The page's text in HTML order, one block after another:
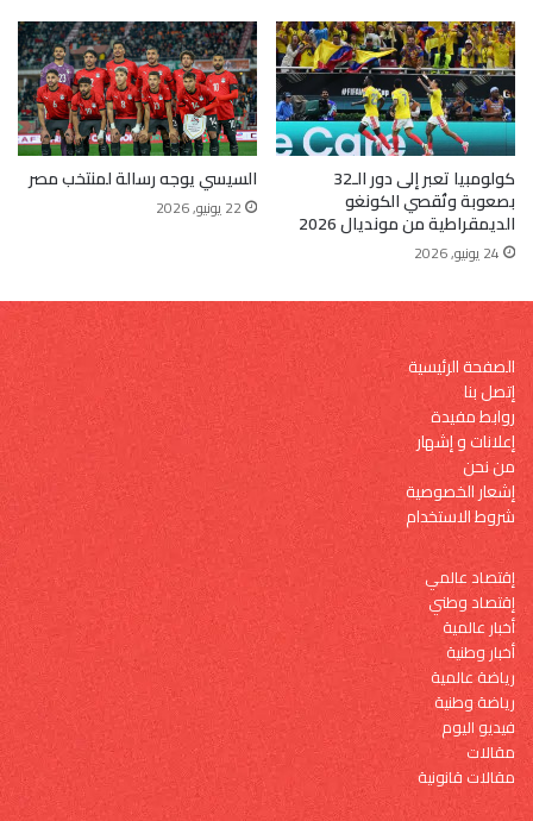
كولومبيا تعبر إلى دور الـ32
بصعوبة وتُقصي الكونغو
الديمقراطية من مونديال 2026
24 يونيو, 2026
السيسي يوجه رسالة لمنتخب مصر
22 يونيو, 2026
الصفحة الرئيسية
إتصل بنا
روابط مفيدة
إعلانات و إشهار
من نحن
إشعار الخصوصية
شروط الاستخدام
إقتصاد عالمي
إقتصاد وطني
أخبار عالمية
أخبار وطنية
رياضة عالمية
رياضة وطنية
فيديو اليوم
مقالات
مقالات قانونية